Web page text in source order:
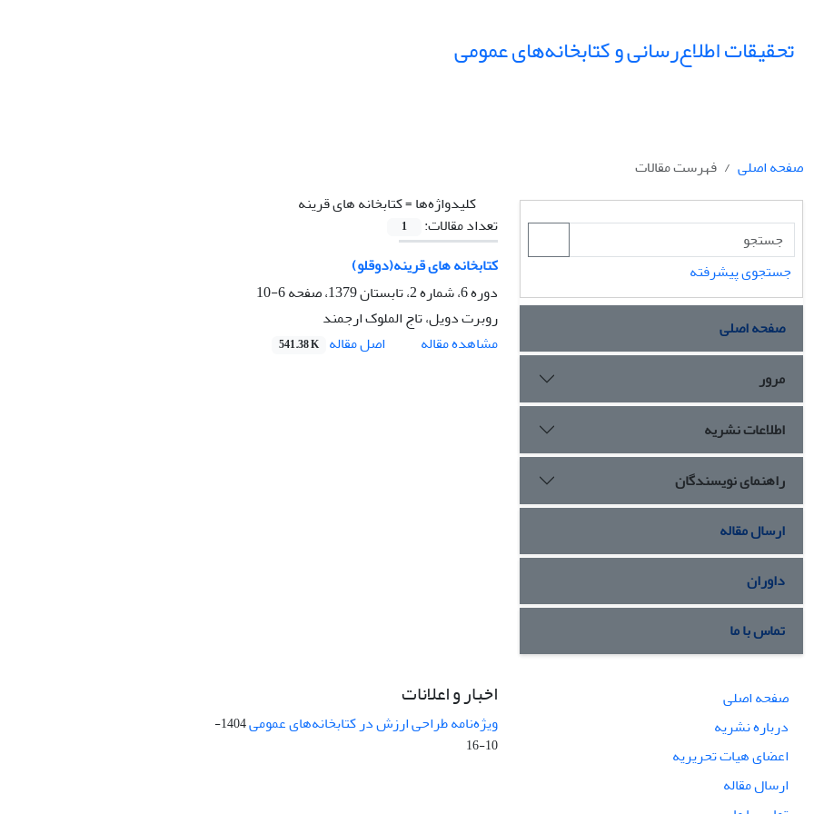
تحقیقات اطلاع‌رسانی و کتابخانه‌های عمومی
صفحه اصلی
فهرست مقالات
کلیدواژه‌ها =کتابخانه های قرینه
تعداد مقالات:
1
کتابخانه های قرینه(دوقلو)
دوره 6، شماره 2، تابستان 1379، صفحه
6-10
روبرت دویل، تاج الملوک ارجمند
مشاهده مقاله
اصل مقاله 541.38 K
جستجوی پیشرفته
صفحه اصلی
مرور
اطلاعات نشریه
راهنمای نویسندگان
ارسال مقاله
داوران
تماس با ما
صفحه اصلی
درباره نشریه
اعضای هیات تحریریه
ارسال مقاله
اخبار و اعلانات
ویژه‌نامه طراحی ارزش در کتابخانه‌های عمومی
1404-
10-16